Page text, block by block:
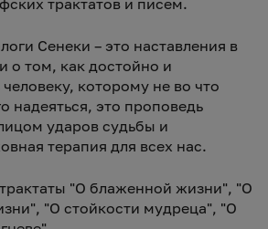
трактатов и писем.
Сенеки – это наставления в
о том, как достойно и
которому не во что
надеяться, это проповедь
ударов судьбы и
терапия для всех нас.
"О блаженной жизни", "О
"О стойкости мудреца", "О